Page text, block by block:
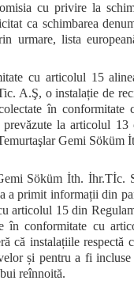
cu privire la
ca schimbarea
urmare, lista
cu articolul 15
A.Ş, o instalație de
în conformitate
la articolul
Gemi Söküm
Söküm İth. İhr.Tİc.
a primit informații din
articolul 15 din
în conformitate cu
că instalațiile respectă
și pentru a fi
reînnoită.